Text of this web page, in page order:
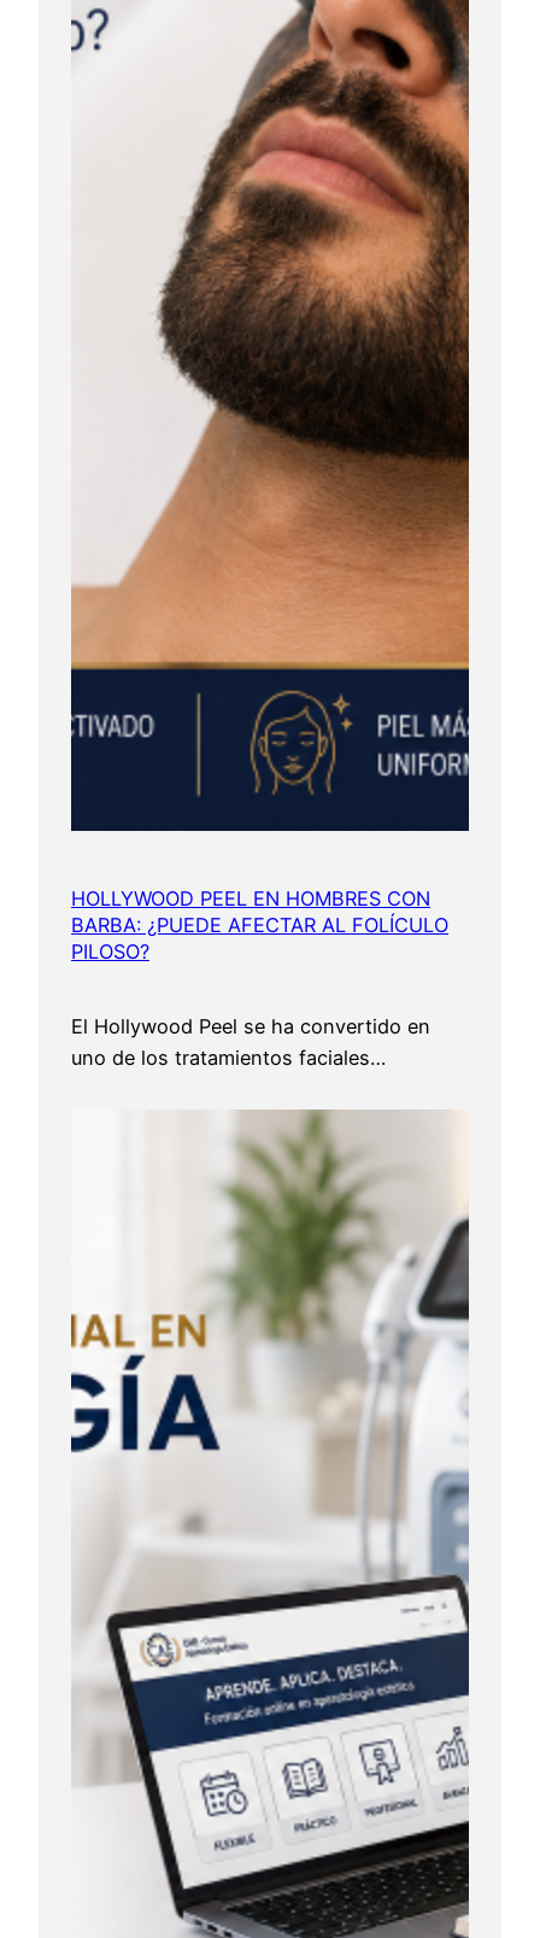
HOLLYWOOD PEEL EN HOMBRES CON
BARBA: ¿PUEDE AFECTAR AL FOLÍCULO
PILOSO?
El Hollywood Peel se ha convertido en
uno de los tratamientos faciales…